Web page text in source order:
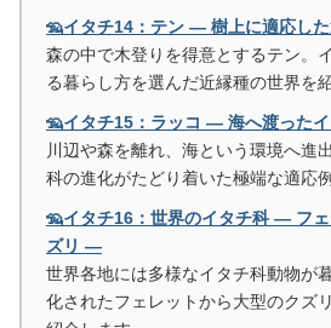
🦡イタチ14：テン ― 樹上に適応し
森の中で木登りを得意とするテン。
る暮らし方を選んだ近縁種の世界を
🦡イタチ15：ラッコ ― 海へ渡った
川辺や森を離れ、海という環境へ進
科の進化がたどり着いた極端な適応
🦡イタチ16：世界のイタチ科 ― フ
ズリ ―
世界各地には多様なイタチ科動物が
化されたフェレットから大型のクズ